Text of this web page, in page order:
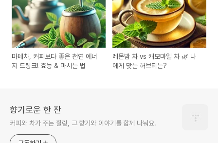
마테차, 커피보다 좋은 천연 에너
지 드링크! 효능 & 마시는 법
레몬밤 차 vs 캐모마일 차 🌿 나
에게 맞는 허브티는?
향기로운 한 잔
커피와 차가 주는 힐링, 그 향기와 이야기를 함께 나눠요.